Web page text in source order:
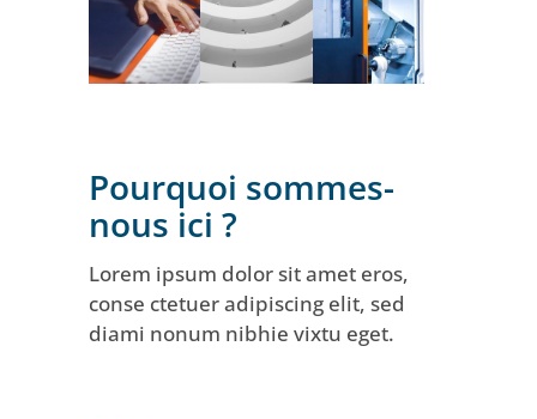
Pourquoi sommes-
nous ici ?
Lorem ipsum dolor sit amet eros,
conse ctetuer adipiscing elit, sed
diami nonum nibhie vixtu eget.